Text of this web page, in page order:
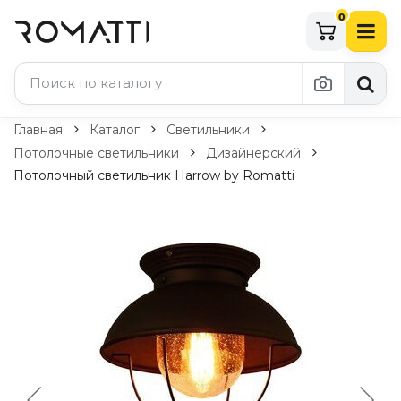
0
Каталог Romatti
Свет и освещение
Потолочные светильники
Бра и настенные светильники
Настольные лампы
Технический свет
Уличное освещение
Комплектующие
Главная Каталог
Светильники
Потолочные светильники
Дизайнерский
Потолочный светильник Harrow by Romatti